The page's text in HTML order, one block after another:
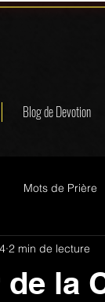
Blog de Devotion
Mots de Prière
la
2 min de lecture